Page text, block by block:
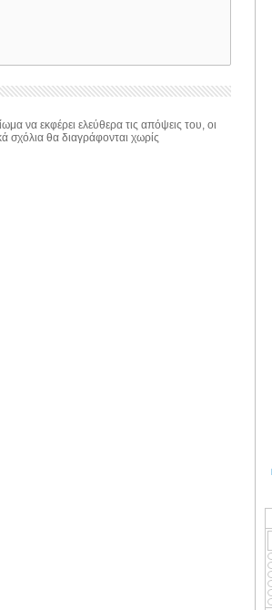
να εκφέρει ελεύθερα τις απόψεις του, οι
σχόλια θα διαγράφονται χωρίς